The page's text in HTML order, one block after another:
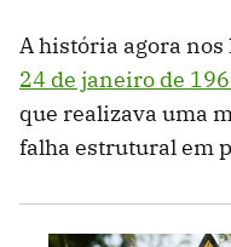
A história agora nos
24 de janeiro de
que realizava uma
falha estrutural em